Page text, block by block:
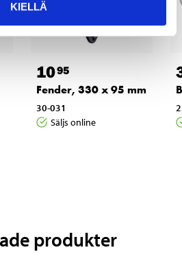
KIELLÄ
1095
Fender, 330 x 95 mm
30-031
Säljs online
produkter